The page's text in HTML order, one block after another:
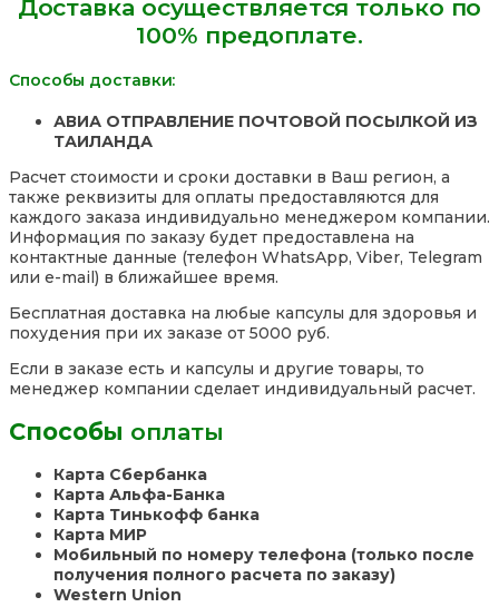
мл.,
Доставка осуществляется только по
100% предоплате.
Способы доставки:
АВИА ОТПРАВЛЕНИЕ ПОЧТОВОЙ ПОСЫЛКОЙ ИЗ
ТАИЛАНДА
Расчет стоимости и сроки доставки в Ваш регион, а
также реквизиты для оплаты предоставляются для
каждого заказа индивидуально менеджером компании.
Информация по заказу будет предоставлена на
контактные данные (телефон WhatsApp, Viber, Telegram
или e-mail) в ближайшее время.
Бесплатная доставка на любые капсулы для здоровья и
похудения при их заказе от 5000 руб.
Если в заказе есть и капсулы и другие товары, то
менеджер компании сделает индивидуальный расчет.
Способы оплаты
Карта Сбербанка
Карта Альфа-Банка
Карта Тинькофф банка
Карта МИР
Мобильный по номеру телефона (только после
получения полного расчета по заказу)
Western Union